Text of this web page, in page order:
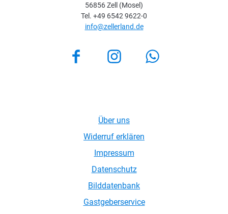
56856 Zell (Mosel)
Tel. +49 6542 9622-0
info@zellerland.de
FacebookInstagram
Über uns
Widerruf erklären
Impressum
Datenschutz
Bilddatenbank
Gastgeberservice